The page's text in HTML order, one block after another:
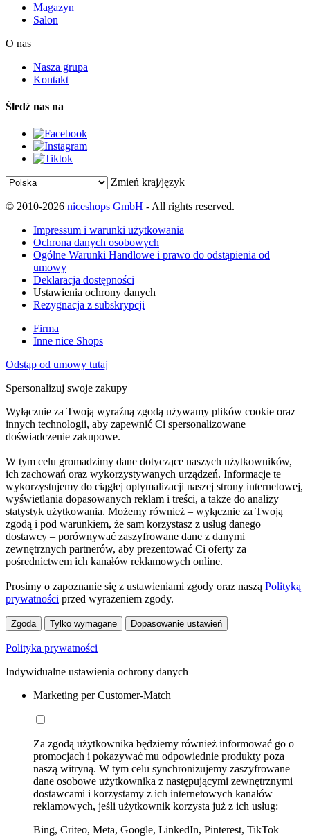
Magazyn
Salon
O nas
Nasza grupa
Kontakt
Śledź nas na
Zmień kraj/język
© 2010-2026 niceshops GmbH - All rights reserved.
Impressum i warunki użytkowania
Ochrona danych osobowych
Ogólne Warunki Handlowe i prawo do odstąpienia od
umowy
Deklaracja dostępności
Ustawienia ochrony danych
Rezygnacja z subskrypcji
Firma
Inne nice Shops
Odstąp od umowy tutaj
Spersonalizuj swoje zakupy
Wyłącznie za Twoją wyraźną zgodą używamy plików cookie oraz
innych technologii, aby zapewnić Ci spersonalizowane
doświadczenie zakupowe.
W tym celu gromadzimy dane dotyczące naszych użytkowników,
ich zachowań oraz wykorzystywanych urządzeń. Informacje te
wykorzystujemy do ciągłej optymalizacji naszej strony internetowej,
wyświetlania dopasowanych reklam i treści, a także do analizy
statystyk użytkowania. Możemy również – wyłącznie za Twoją
zgodą i pod warunkiem, że sam korzystasz z usług danego
dostawcy – porównywać zaszyfrowane dane z danymi
zewnętrznych partnerów, aby prezentować Ci oferty za
pośrednictwem ich kanałów reklamowych online.
Prosimy o zapoznanie się z ustawieniami zgody oraz naszą Polityką
prywatności przed wyrażeniem zgody.
Zgoda Tylko wymagane Dopasowanie ustawień
Polityka prywatności
Indywidualne ustawienia ochrony danych
Marketing per Customer-Match
Za zgodą użytkownika będziemy również informować go o
promocjach i pokazywać mu odpowiednie produkty poza
naszą witryną. W tym celu synchronizujemy zaszyfrowane
dane osobowe użytkownika z następującymi zewnętrznymi
dostawcami i korzystamy z ich internetowych kanałów
reklamowych, jeśli użytkownik korzysta już z ich usług:
Bing, Criteo, Meta, Google, LinkedIn, Pinterest, TikTok